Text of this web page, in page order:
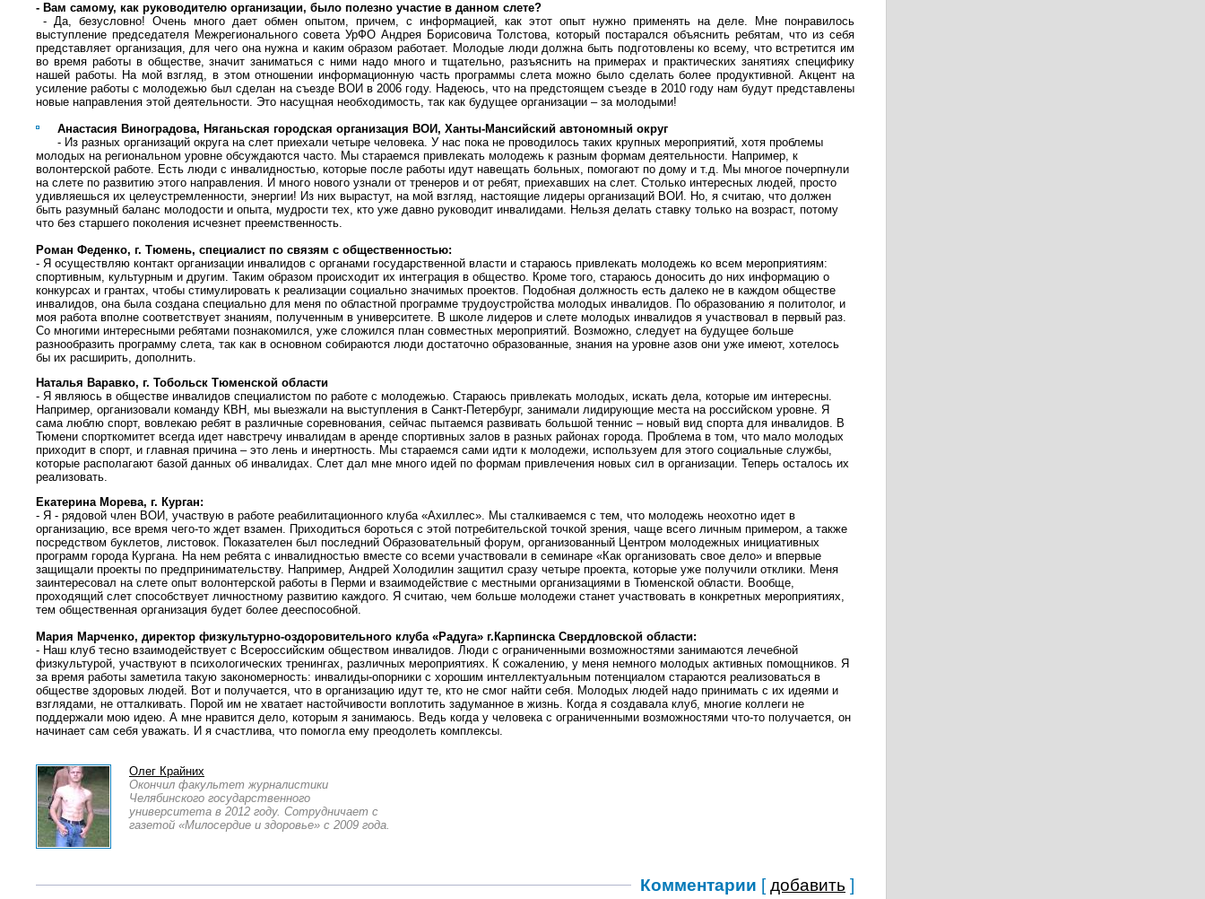
- Вам самому, как руководителю организации, было полезно участие в данном слете?
- Да, безусловно! Очень много дает обмен опытом, причем, с информацией, как этот опыт нужно применять на деле. Мне понравилось
выступление председателя Межрегионального совета УрФО Андрея Борисовича Толстова, который постарался объяснить ребятам, что из себя
представляет организация, для чего она нужна и каким образом работает. Молодые люди должна быть подготовлены ко всему, что встретится им
во время работы в обществе, значит заниматься с ними надо много и тщательно, разъяснить на примерах и практических занятиях специфику
нашей работы. На мой взгляд, в этом отношении информационную часть программы слета можно было сделать более продуктивной. Акцент на
усиление работы с молодежью был сделан на съезде ВОИ в 2006 году. Надеюсь, что на предстоящем съезде в 2010 году нам будут представлены
новые направления этой деятельности. Это насущная необходимость, так как будущее организации – за молодыми!
Анастасия Виноградова, Няганьская городская организация ВОИ, Ханты-Мансийский автономный округ
- Из разных организаций округа на слет приехали четыре человека. У нас пока не проводилось таких крупных мероприятий, хотя проблемы
молодых на региональном уровне обсуждаются часто. Мы стараемся привлекать молодежь к разным формам деятельности. Например, к
волонтерской работе. Есть люди с инвалидностью, которые после работы идут навещать больных, помогают по дому и т.д. Мы многое почерпнули
на слете по развитию этого направления. И много нового узнали от тренеров и от ребят, приехавших на слет. Столько интересных людей, просто
удивляешься их целеустремленности, энергии! Из них вырастут, на мой взгляд, настоящие лидеры организаций ВОИ. Но, я считаю, что должен
быть разумный баланс молодости и опыта, мудрости тех, кто уже давно руководит инвалидами. Нельзя делать ставку только на возраст, потому
что без старшего поколения исчезнет преемственность.
Роман Феденко, г. Тюмень, специалист по связям с общественностью:
- Я осуществляю контакт организации инвалидов с органами государственной власти и стараюсь привлекать молодежь ко всем мероприятиям:
спортивным, культурным и другим. Таким образом происходит их интеграция в общество. Кроме того, стараюсь доносить до них информацию о
конкурсах и грантах, чтобы стимулировать к реализации социально значимых проектов. Подобная должность есть далеко не в каждом обществе
инвалидов, она была создана специально для меня по областной программе трудоустройства молодых инвалидов. По образованию я политолог, и
моя работа вполне соответствует знаниям, полученным в университете. В школе лидеров и слете молодых инвалидов я участвовал в первый раз.
Со многими интересными ребятами познакомился, уже сложился план совместных мероприятий. Возможно, следует на будущее больше
разнообразить программу слета, так как в основном собираются люди достаточно образованные, знания на уровне азов они уже имеют, хотелось
бы их расширить, дополнить.
Наталья Варавко, г. Тобольск Тюменской области
- Я являюсь в обществе инвалидов специалистом по работе с молодежью. Стараюсь привлекать молодых, искать дела, которые им интересны.
Например, организовали команду КВН, мы выезжали на выступления в Санкт-Петербург, занимали лидирующие места на российском уровне. Я
сама люблю спорт, вовлекаю ребят в различные соревнования, сейчас пытаемся развивать большой теннис – новый вид спорта для инвалидов. В
Тюмени спорткомитет всегда идет навстречу инвалидам в аренде спортивных залов в разных районах города. Проблема в том, что мало молодых
приходит в спорт, и главная причина – это лень и инертность. Мы стараемся сами идти к молодежи, используем для этого социальные службы,
которые располагают базой данных об инвалидах. Слет дал мне много идей по формам привлечения новых сил в организации. Теперь осталось их
реализовать.
Екатерина Морева, г. Курган:
- Я - рядовой член ВОИ, участвую в работе реабилитационного клуба «Ахиллес». Мы сталкиваемся с тем, что молодежь неохотно идет в
организацию, все время чего-то ждет взамен. Приходиться бороться с этой потребительской точкой зрения, чаще всего личным примером, а также
посредством буклетов, листовок. Показателен был последний Образовательный форум, организованный Центром молодежных инициативных
программ города Кургана. На нем ребята с инвалидностью вместе со всеми участвовали в семинаре «Как организовать свое дело» и впервые
защищали проекты по предпринимательству. Например, Андрей Холодилин защитил сразу четыре проекта, которые уже получили отклики. Меня
заинтересовал на слете опыт волонтерской работы в Перми и взаимодействие с местными организациями в Тюменской области. Вообще,
проходящий слет способствует личностному развитию каждого. Я считаю, чем больше молодежи станет участвовать в конкретных мероприятиях,
тем общественная организация будет более дееспособной.
Мария Марченко, директор физкультурно-оздоровительного клуба «Радуга» г.Карпинска Свердловской области:
- Наш клуб тесно взаимодействует с Всероссийским обществом инвалидов. Люди с ограниченными возможностями занимаются лечебной
физкультурой, участвуют в психологических тренингах, различных мероприятиях. К сожалению, у меня немного молодых активных помощников. Я
за время работы заметила такую закономерность: инвалиды-опорники с хорошим интеллектуальным потенциалом стараются реализоваться в
обществе здоровых людей. Вот и получается, что в организацию идут те, кто не смог найти себя. Молодых людей надо принимать с их идеями и
взглядами, не отталкивать. Порой им не хватает настойчивости воплотить задуманное в жизнь. Когда я создавала клуб, многие коллеги не
поддержали мою идею. А мне нравится дело, которым я занимаюсь. Ведь когда у человека с ограниченными возможностями что-то получается, он
начинает сам себя уважать. И я счастлива, что помогла ему преодолеть комплексы.
Олег Крайних
Окончил факультет журналистики
Челябинского государственного
университета в 2012 году. Сотрудничает с
газетой «Милосердие и здоровье» с 2009 года.
Комментарии [добавить ]